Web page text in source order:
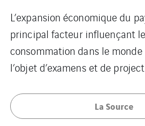
L’expansion économique du
principal facteur influençant
consommation dans le
l’objet d’examens et de
La Source